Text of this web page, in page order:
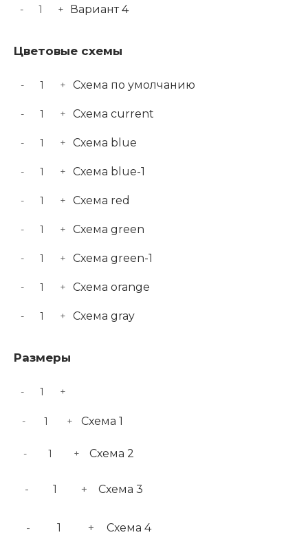
- + Вариант 4
Цветовые схемы
- + Схема по умолчанию
- + Схема current
- + Схема blue
- + Схема blue-1
- + Схема red
- + Схема green
- + Схема green-1
- + Схема orange
- + Схема gray
Размеры
- +
- + Схема 1
- + Схема 2
- + Схема 3
- + Схема 4